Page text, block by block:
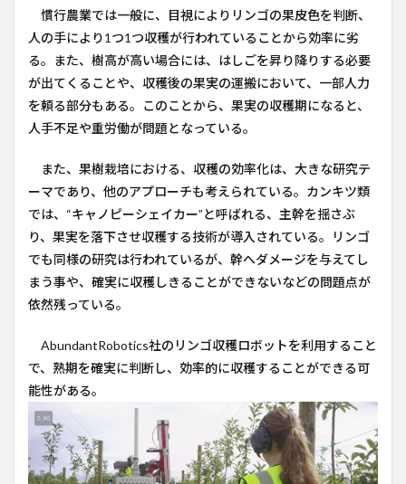
慣行農業では一般に、目視によりリンゴの果皮色を判断、
人の手により1つ1つ収穫が行われていることから効率に劣
る。また、樹高が高い場合には、はしごを昇り降りする必要
が出てくることや、収穫後の果実の運搬において、一部人力
を頼る部分もある。このことから、果実の収穫期になると、
人手不足や重労働が問題となっている。
また、果樹栽培における、収穫の効率化は、大きな研究テ
ーマであり、他のアプローチも考えられている。カンキツ類
では、“キャノピーシェイカー”と呼ばれる、主幹を揺さぶ
り、果実を落下させ収穫する技術が導入されている。リンゴ
でも同様の研究は行われているが、幹へダメージを与えてし
まう事や、確実に収穫しきることができないなどの問題点が
依然残っている。
AbundantRobotics社のリンゴ収穫ロボットを利用すること
で、熟期を確実に判断し、効率的に収穫することができる可
能性がある。